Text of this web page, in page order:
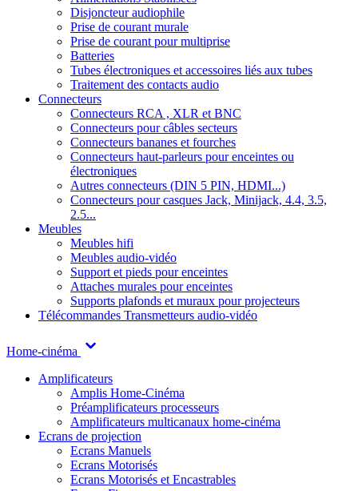
Disjoncteur audiophile
Prise de courant murale
Prise de courant pour multiprise
Batteries
Tubes électroniques et accessoires liés aux tubes
Traitement des contacts audio
Connecteurs
Connecteurs RCA , XLR et BNC
Connecteurs pour câbles secteurs
Connecteurs bananes et fourches
Connecteurs haut-parleurs pour enceintes ou
électroniques
Autres connecteurs (DIN 5 PIN, HDMI...)
Connecteurs pour casques Jack, Minijack, 4.4, 3.5,
2.5...
Meubles
Meubles hifi
Meubles audio-vidéo
Support et pieds pour enceintes
Attaches murales pour enceintes
Supports plafonds et muraux pour projecteurs
Télécommandes Transmetteurs audio-vidéo
Home-cinéma
Amplificateurs
Amplis Home-Cinéma
Préamplificateurs processeurs
Amplificateurs multicanaux home-cinéma
Ecrans de projection
Ecrans Manuels
Ecrans Motorisés
Ecrans Motorisés et Encastrables